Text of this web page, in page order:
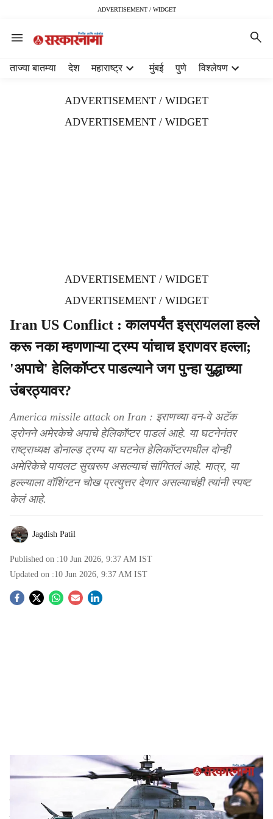
ADVERTISEMENT / WIDGET
ताज्या बातम्या देश महाराष्ट्र मुंबई पुणे विश्लेषण
ADVERTISEMENT / WIDGET
ADVERTISEMENT / WIDGET
ADVERTISEMENT / WIDGET
ADVERTISEMENT / WIDGET
Iran US Conflict : कालपर्यंत इस्रायलला हल्ले
करू नका म्हणणाऱ्या ट्रम्प यांचाच इराणवर हल्ला;
'अपाचे' हेलिकॉप्टर पाडल्याने जग पुन्हा युद्धाच्या
उंबरठ्यावर?
America missile attack on Iran : इराणच्या वन-वे अटॅक
ड्रोनने अमेरकेचे अपाचे हेलिकॉप्टर पाडलं आहे. या घटनेनंतर
राष्ट्राध्यक्ष डोनाल्ड ट्रम्प या घटनेत हेलिकॉप्टरमधील दोन्ही
अमेरिकेचे पायलट सुखरूप असल्याचं सांगितलं आहे. मात्र, या
हल्ल्याला वॉशिंग्टन चोख प्रत्युत्तर देणार असल्याचंही त्यांनी स्पष्ट
केलं आहे.
Jagdish Patil
Published on :10 Jun 2026, 9:37 AM IST
Updated on :10 Jun 2026, 9:37 AM IST
S
h
Trump orders attack on Iran after Apache helicopter downing
Iran retaliation after US airstrikes:इराण-इस्रायल
यांच्यात जोरदार आणि अघोषित संघर्ष सुरू असतानाच आता या दोन्ही